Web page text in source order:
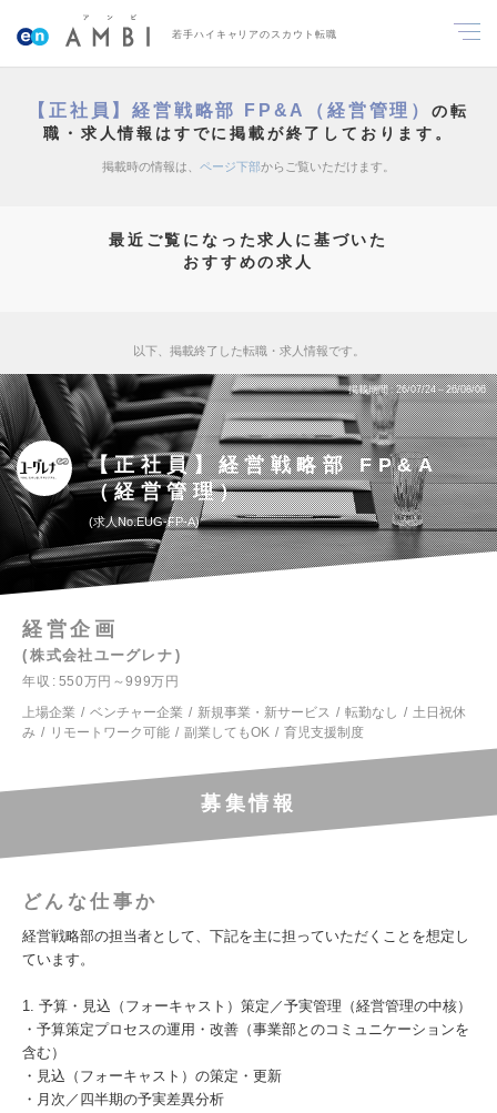
若手ハイキャリアのスカウト転職
【正社員】経営戦略部 FP&A（経営管理）の転
職・求人情報はすでに掲載が終了しております。
掲載時の情報は、 ページ下部からご覧いただけます。
最近ご覧になった求人に基づいた
おすすめの求人
以下、掲載終了した転職・求人情報です。
掲載期間 26/07/24～26/08/06
【正社員】経営戦略部 FP&A
（経営管理）
求人No.EUG-FP-A
経営企画
株式会社ユーグレナ
年収
550万円～999万円
上場企業
ベンチャー企業 新規事業・新サービス 転勤なし
土日祝休
み
リモートワーク可能 副業してもOK 育児支援制度
募集情報
どんな仕事か
経営戦略部の担当者として、下記を主に担っていただくことを想定し
ています。
1. 予算・見込（フォーキャスト）策定／予実管理（経営管理の中核）
・予算策定プロセスの運用・改善（事業部とのコミュニケーションを
含む）
・見込（フォーキャスト）の策定・更新
・月次／四半期の予実差異分析